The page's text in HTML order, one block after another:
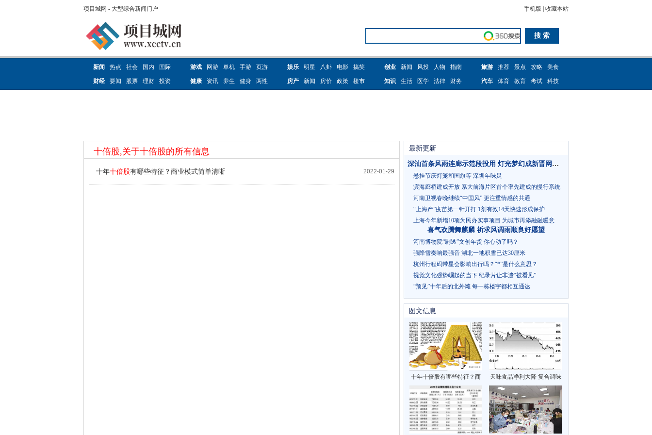
项目城网 - 大型综合新闻门户 手机版 收藏本站
新闻 热点 社会 国内 国际
财经 要闻 股票 理财 投资
游戏 网游 单机 手游 页游
健康 资讯 养生 健身 两性
娱乐 明星 八卦 电影 搞笑
房产 新闻 房价 政策 楼市
创业 新闻 风投 人物 指南
知识 生活 医学 法律 财务
旅游 推荐 景点 攻略 美食
汽车 体育 教育 考试 科技
十倍股,关于十倍股的所有信息
十年十倍股有哪些特征？商业模式简单清晰 2022-01-29
最新更新
深汕首条风雨连廊示范段投用 灯光梦幻成新晋网红打卡点
悬挂节庆灯笼和国旗等 深圳年味足
滨海廊桥建成开放 系大前海片区首个率先建成的慢行系统
河南卫视春晚继续“中国风” 更注重情感的共通
“上海产”疫苗第一针开打 1剂有效14天快速形成保护
上海今年新增10项为民办实事项目 为城市再添融融暖意
喜气欢腾舞麒麟 祈求风调雨顺良好愿望
河南博物院“剧透”文创年货 你心动了吗？
强降雪奏响最强音 湖北一地积雪已达30厘米
杭州行程码带星会影响出行吗？“*”是什么意思？
视觉文化强势崛起的当下 纪录片让非遗“被看见”
“预见”十年后的北外滩 每一栋楼宇都相互通达
图文信息
十年十倍股有哪些特征？商
业模式简单清晰
天味食品净利大降 复合调味
品2022年还能继续起飞吗？